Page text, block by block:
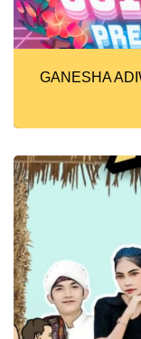
GANESHA